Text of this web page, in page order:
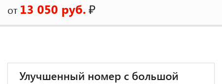
от 13 050 руб.₽
Улучшенный номер с большой